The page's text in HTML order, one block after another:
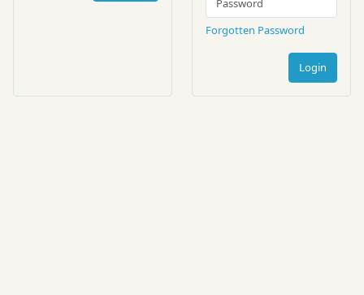
Forgotten Password
Login